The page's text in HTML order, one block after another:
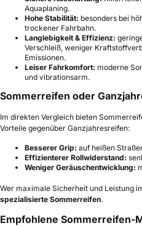
Aquaplaning.
Hohe Stabilität: besonders bei
trockener Fahrbahn.
Langlebigkeit & Effizienz:
Verschleiß, weniger
Emissionen.
Leiser Fahrkomfort: moderne
und vibrationsarm.
Sommerreifen oder
Im direkten Vergleich bieten
Vorteile gegenüber Ganzjahresreifen:
Besserer Grip: auf heißen
Effizienterer Rollwiderstand:
Weniger Geräuschentwicklung:
Wer maximale Sicherheit und Leistung
spezialisierte Sommerreifen.
Empfohlene Sommerreifen-